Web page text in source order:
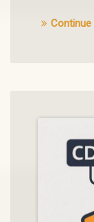
Continue